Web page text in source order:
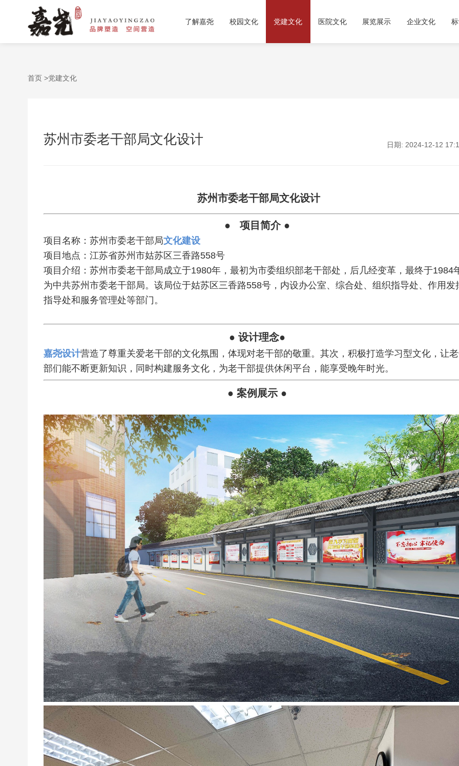
了解嘉尧 校园文化 党建文化 医院文化 展览展示 企业文化
首页 >党建文化
苏州市委老干部局文化设计 日期: 2024-12-12
苏州市委老干部局文化设计
● 项目简介 ●
项目名称：苏州市委老干部局文化建设
项目地点：江苏省苏州市姑苏区三香路558号
项目介绍：苏州市委老干部局成立于1980年，最初为市委组织部老干部处，后几经变革，最终于1984
为中共苏州市委老干部局。该局位于姑苏区三香路558号，内设办公室、综合处、组织指导处、作用发
指导处和服务管理处等部门‌。
● 设计理念●
嘉尧设计营造了尊重关爱老干部的文化氛围，体现对老干部的敬重。其次，积极打造学习型文化，让
部们能不断更新知识，同时构建服务文化，为老干部提供休闲平台，能享受晚年时光。
● 案例展示 ●